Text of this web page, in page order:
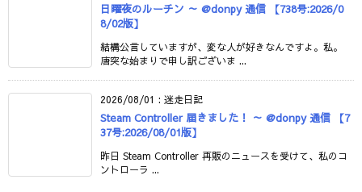
日曜夜のルーチン ～ @donpy 通信 【738号:2026/0
8/02版】
結構公言していますが、変な人が好きなんですよ。私。
唐突な始まりで申し訳ございま ...
2026/08/01 : 迷走日記
Steam Controller 届きました！ ～ @donpy 通信 【7
37号:2026/08/01版】
昨日 Steam Controller 再販のニュースを受けて、私のコ
ントローラ ...